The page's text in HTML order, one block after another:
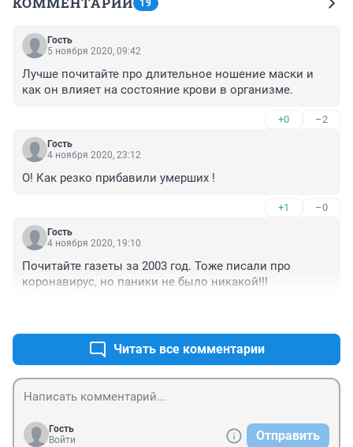
19
Гость
5 ноября 2020, 09:42
Лучше почитайте про длительное ношение маски и
как он влияет на состояние крови в организме.
+0 –2
Гость
4 ноября 2020, 23:12
О! Как резко прибавили умерших !
+1 –0
Гость
4 ноября 2020, 19:10
Почитайте газеты за 2003 год. Тоже писали про
коронавирус, но паники не было никакой!!!
Читать все комментарии
Гость
Войти
Отправить